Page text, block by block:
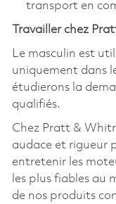
transport en
Travailler chez
Le masculin est
uniquement dans
étudierons la
qualifiés.
Chez Pratt &
audace et rigueur
entretenir les
les plus fiables
de nos produits